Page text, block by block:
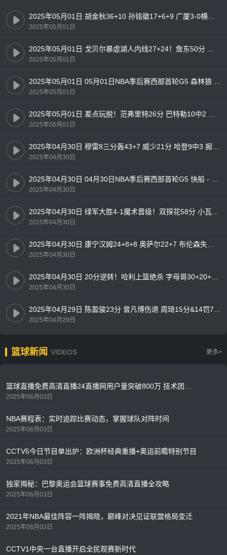
2025年05月01日
2025年05月01日
2025年05月01日
2025年05月01日
2025年04月30日
2025年04月30日
2025年04月30日
2025年04月30日
2025年04月30日
2025年04月29日
篮球新闻 VIDEOS 更多>
2025年06月03日
NBA赛程表：实时追踪比赛动态，掌握球队对阵时间
2025年06月03日
CCTV5今日节目单出炉：欧洲杯经典重播+奥运前瞻特别节目
2025年06月03日
独家揭秘：巴黎奥运会篮球赛事免费高清直播全攻略
2025年06月03日
2021年NBA最佳阵容一阵揭晓，巅峰对决见证联盟格局变迁
2025年06月03日
CCTV1中央一台直播开启全民观赛新时代